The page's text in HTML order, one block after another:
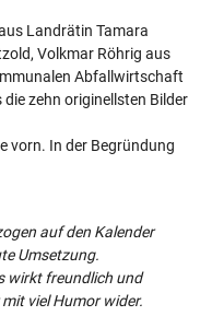
Landrätin Tamara
Volkmar Röhrig aus
Abfallwirtschaft
zehn originellsten Bilder
vorn. In der Begründung
auf den Kalender
Umsetzung.
wirkt freundlich und
viel Humor wider.